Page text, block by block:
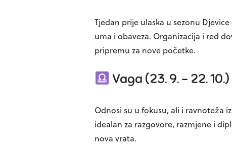
Tjedan prije ulaska u sezonu
uma i obaveza. Organizacija i red
pripremu za nove početke.
Vaga (23. 9. – 22. 10.)
Odnosi su u fokusu, ali i ravnoteža
idealan za razgovore, razmjene i
nova vrata.